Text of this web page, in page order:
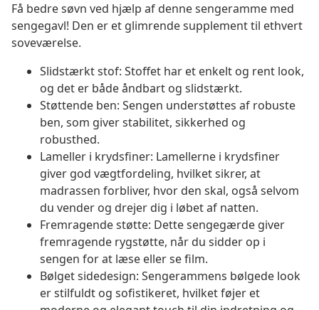
Få bedre søvn ved hjælp af denne sengeramme med
sengegavl! Den er et glimrende supplement til ethvert
soveværelse.
Slidstærkt stof: Stoffet har et enkelt og rent look,
og det er både åndbart og slidstærkt.
Støttende ben: Sengen understøttes af robuste
ben, som giver stabilitet, sikkerhed og
robusthed.
Lameller i krydsfiner: Lamellerne i krydsfiner
giver god vægtfordeling, hvilket sikrer, at
madrassen forbliver, hvor den skal, også selvom
du vender og drejer dig i løbet af natten.
Fremragende støtte: Dette sengegærde giver
fremragende rygstøtte, når du sidder op i
sengen for at læse eller se film.
Bølget sidedesign: Sengerammens bølgede look
er stilfuldt og sofistikeret, hvilket føjer et